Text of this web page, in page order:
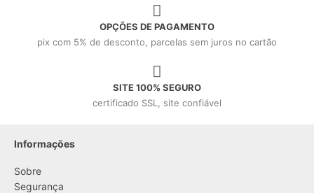
OPÇÕES DE PAGAMENTO
pix com 5% de desconto, parcelas sem juros no cartão
SITE 100% SEGURO
certificado SSL, site confiável
Informações
Sobre
Segurança